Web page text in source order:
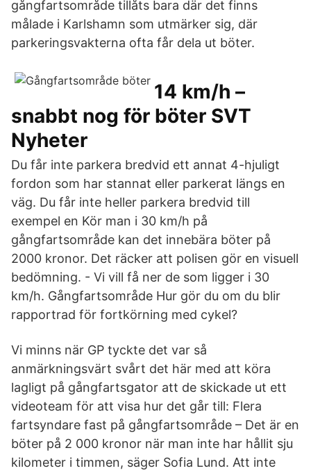
gångfartsområde tillåts bara där det finns
målade i Karlshamn som utmärker sig, där
parkeringsvakterna ofta får dela ut böter.
14 km/h –
snabbt nog för böter SVT
Nyheter
Du får inte parkera bredvid ett annat 4-hjuligt
fordon som har stannat eller parkerat längs en
väg. Du får inte heller parkera bredvid till
exempel en Kör man i 30 km/h på
gångfartsområde kan det innebära böter på
2000 kronor. Det räcker att polisen gör en visuell
bedömning. - Vi vill få ner de som ligger i 30
km/h. Gångfartsområde Hur gör du om du blir
rapportrad för fortkörning med cykel?
Vi minns när GP tyckte det var så
anmärkningsvärt svårt det här med att köra
lagligt på gångfartsgator att de skickade ut ett
videoteam för att visa hur det går till: Flera
fartsyndare fast på gångfartsområde – Det är en
böter på 2 000 kronor när man inte har hållit sju
kilometer i timmen, säger Sofia Lund. Att inte